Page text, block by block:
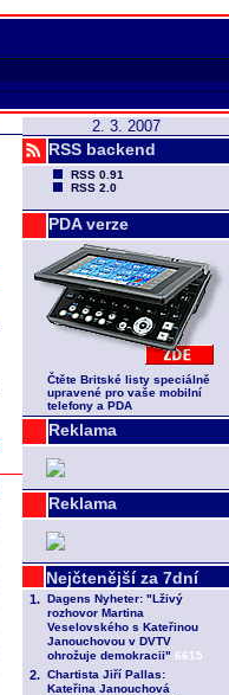
2. 3. 2007
RSS backend
RSS 0.91
RSS 2.0
PDA verze
Čtěte Britské listy speciálně
upravené pro vaše mobilní
telefony a PDA
Reklama
Reklama